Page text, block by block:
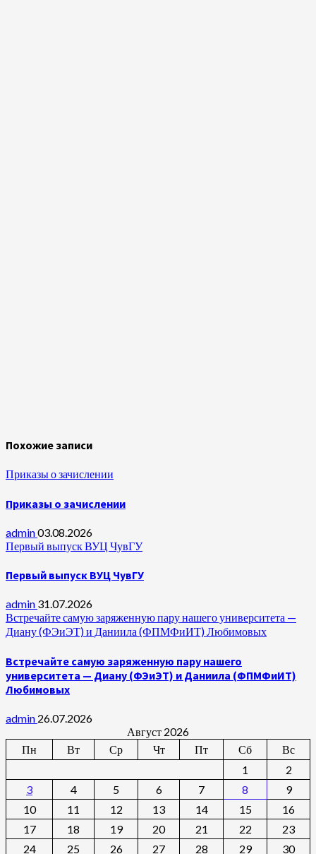
Похожие записи
Приказы о зачислении
Приказы о зачислении
admin03.08.2026
Первый выпуск ВУЦ ЧувГУ
Первый выпуск ВУЦ ЧувГУ
admin 31.07.2026
Встречайте самую заряженную пару нашего университета —
Диану (ФЭиЭТ) и Даниила (ФПМФиИТ) Любимовых
Встречайте самую заряженную пару нашего
университета — Диану (ФЭиЭТ) и Даниила (ФПМФиИТ)
Любимовых
admin 26.07.2026
Август 2026
Пн
Вт Ср Чт Пт Сб
Вс
1
2
3
4 5 6 7 8
9
10
11 12 13 14 15
16
17
18 19 20 21 22
23
24
25 26 27 28 29 30